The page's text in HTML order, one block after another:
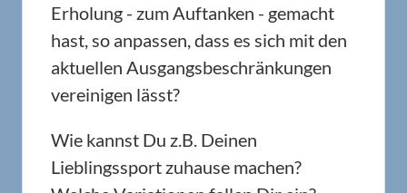
Erholung - zum Auftanken - gemacht
hast, so anpassen, dass es sich mit den
aktuellen Ausgangsbeschränkungen
vereinigen lässt?
Wie kannst Du z.B. Deinen
Lieblingssport zuhause machen?